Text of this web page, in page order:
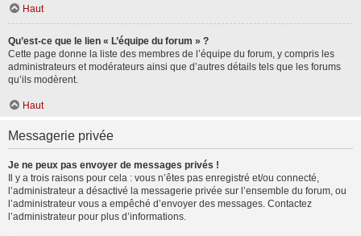
Haut
Qu’est-ce que le lien « L’équipe du forum » ?
Cette page donne la liste des membres de l’équipe du forum, y compris les
administrateurs et modérateurs ainsi que d’autres détails tels que les forums
qu’ils modèrent.
Haut
Messagerie privée
Je ne peux pas envoyer de messages privés !
Il y a trois raisons pour cela : vous n’êtes pas enregistré et/ou connecté,
l’administrateur a désactivé la messagerie privée sur l’ensemble du forum, ou
l’administrateur vous a empêché d’envoyer des messages. Contactez
l’administrateur pour plus d’informations.